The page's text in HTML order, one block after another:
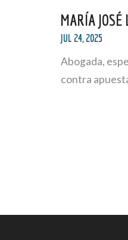
MARÍA JOSÉ
JUL 24, 2025
Abogada,
contra